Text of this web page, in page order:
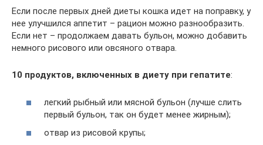
Если после первых дней диеты кошка идет на поправку, у
нее улучшился аппетит – рацион можно разнообразить.
Если нет – продолжаем давать бульон, можно добавить
немного рисового или овсяного отвара.
10 продуктов, включенных в диету при гепатите:
легкий рыбный или мясной бульон (лучше слить
первый бульон, так он будет менее жирным);
отвар из рисовой крупы;